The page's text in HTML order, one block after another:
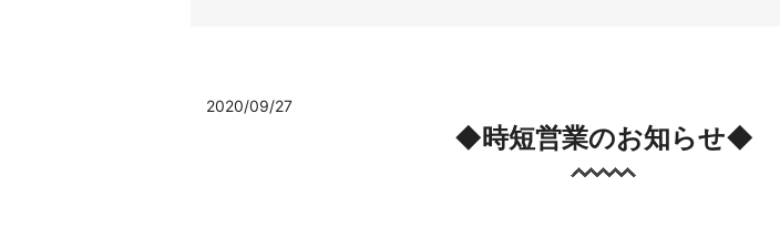
2020/09/27
◆時短営業のお知らせ◆